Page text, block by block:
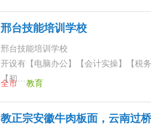
邢台技能培训学校
邢台技能培训学校
开设有【电脑办公】【会计实操】【税
【初…
全市 教育
教正宗安徽牛肉板面，云南过